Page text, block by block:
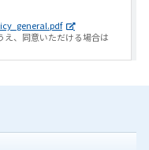
、同意いただける場合は